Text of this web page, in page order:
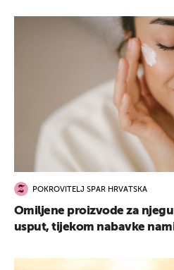
POKROVITELJ SPAR HRVATSKA
Omiljene proizvode za
usput, tijekom nabavke